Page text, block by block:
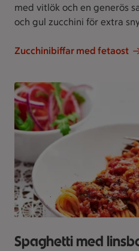
med vitlök och en generös
och gul zucchini för extra
Zucchinibiffar med fetaost
Spaghetti med